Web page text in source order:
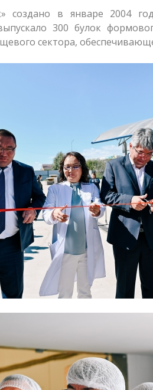
создано в январе 2004
300 булок
сектора,